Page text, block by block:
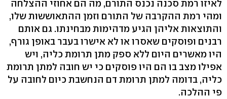
לאיזו רמת סכנה נכנס התורם, מה הם אחוזי ההצלחה
ומהי רמת ההקרבה של התורם וזמן ההתאוששות שלו,
והתוצאות אליהן הגיע מדהימות מבחינתו. גם אותם
רבנים ופוסקים שאסרו או לא אישרו בעבר באופן גורף,
היו מאשרים היום ללא ספק מתן תרומת כליה, ויש
אפילו מצב בו הם היו פוסקים כי יש חובה למתן תרומת
כליה, בדומה למתן תרומת דם הנחשבת כיום לחובה על
פי ההלכה.